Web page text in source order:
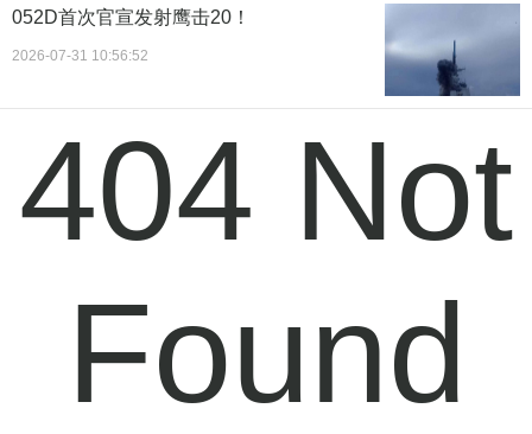
052D首次官宣发射鹰击20！
2026-07-31 10:56:52
404 Not
Found